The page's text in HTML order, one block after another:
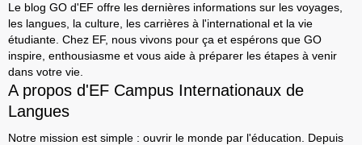
Le blog GO d'EF offre les dernières informations sur les voyages,
les langues, la culture, les carrières à l'international et la vie
étudiante. Chez EF, nous vivons pour ça et espérons que GO
inspire, enthousiasme et vous aide à préparer les étapes à venir
dans votre vie.
A propos d'EF Campus Internationaux de
Langues
Notre mission est simple : ouvrir le monde par l'éducation. Depuis